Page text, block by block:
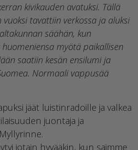
kivikauden avatuksi. Tällä
tavattiin verkossa ja aluksi
säähän, kun
myötä paikallisen
saatiin kesän ensilumi ja
Normaali vappusää
jäät luistinradoille ja valkea
juontaja ja
jotain hyvääkin, kun saimme